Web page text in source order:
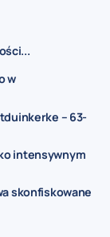
w
– 63-
intensywnym
skonfiskowane